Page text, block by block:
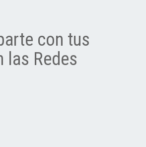
con tus
las Redes